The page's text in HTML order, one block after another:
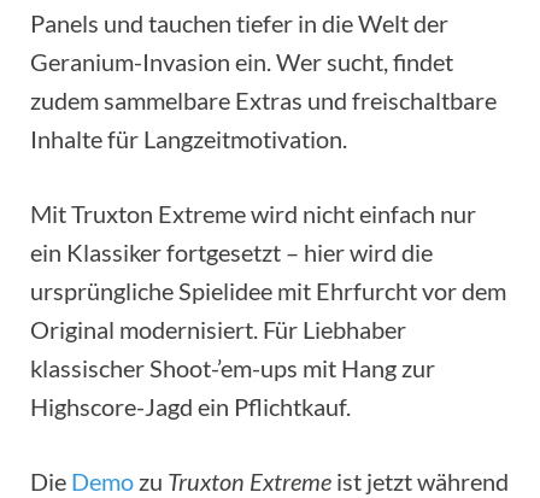
Panels und tauchen tiefer in die Welt der
Geranium-Invasion ein. Wer sucht, findet
zudem sammelbare Extras und freischaltbare
Inhalte für Langzeitmotivation.
Mit Truxton Extreme wird nicht einfach nur
ein Klassiker fortgesetzt – hier wird die
ursprüngliche Spielidee mit Ehrfurcht vor dem
Original modernisiert. Für Liebhaber
klassischer Shoot-’em-ups mit Hang zur
Highscore-Jagd ein Pflichtkauf.
Die Demo zu Truxton Extreme ist jetzt während